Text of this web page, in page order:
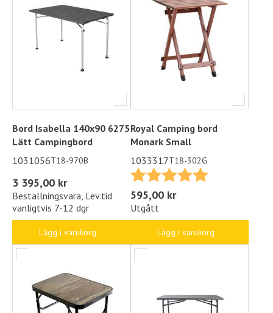
Bord Isabella 140x90 6275
Lätt Campingbord
1031056T18-970B
3 395,00 kr
Beställningsvara, Lev.tid
vanligtvis 7-12 dgr
Lägg i varukorg
Royal Camping bord
Monark Small
1033317T18-302G
Betyg:
5.0 utav 5
595,00 kr
Utgått
Lägg i varukorg